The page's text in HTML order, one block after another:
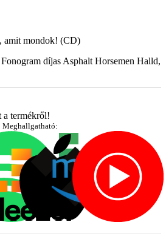
amit mondok! (CD)
díjas Asphalt Horsemen Halld,
a termékről!
Meghallgatható: